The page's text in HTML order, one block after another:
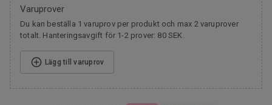
Varuprover
Du kan beställa 1 varuprov per produkt och max 2 varuprover
totalt. Hanteringsavgift för 1-2 prover: 80 SEK.
Lägg till varuprov